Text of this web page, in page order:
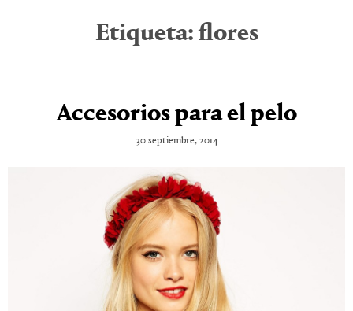
Etiqueta:flores
Accesorios para el pelo
30 septiembre, 2014